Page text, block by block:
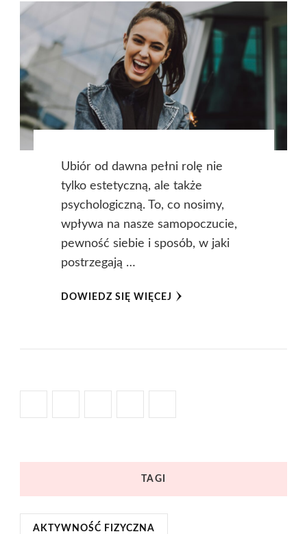
Ubiór od dawna pełni rolę nie
tylko estetyczną, ale także
psychologiczną. To, co nosimy,
wpływa na nasze samopoczucie,
pewność siebie i sposób, w jaki
postrzegają …
DOWIEDZ SIĘ WIĘCEJ
TAGI
AKTYWNOŚĆ FIZYCZNA